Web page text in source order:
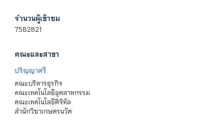
จำนวนผู้เข้าชม
7582821
คณะและสาขา
ปริญญาตรี
คณะบริหารธุรกิจ
คณะเทคโนโลยีอุตสาหกรรม
คณะเทคโนโลยีดิจิทัล
สำนักวิชาเกษตรนวัต